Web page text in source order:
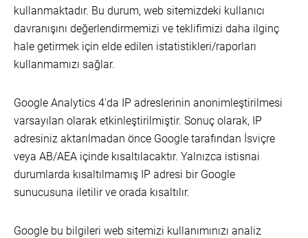
kullanmaktadır. Bu durum, web sitemizdeki kullanıcı
davranışını değerlendirmemizi ve teklifimizi daha ilginç
hale getirmek için elde edilen istatistikleri/raporları
kullanmamızı sağlar.
Google Analytics 4'da IP adreslerinin anonimleştirilmesi
varsayılan olarak etkinleştirilmiştir. Sonuç olarak, IP
adresiniz aktarılmadan önce Google tarafından İsviçre
veya AB/AEA içinde kısaltılacaktır. Yalnızca istisnai
durumlarda kısaltılmamış IP adresi bir Google
sunucusuna iletilir ve orada kısaltılır.
Google bu bilgileri web sitemizi kullanımınızı analiz